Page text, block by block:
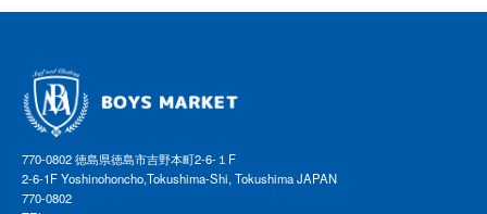
770-0802 徳島県徳島市吉野本町2-6-１F
2-6-1F Yoshinohoncho,Tokushima-Shi, Tokushima JAPAN
770-0802